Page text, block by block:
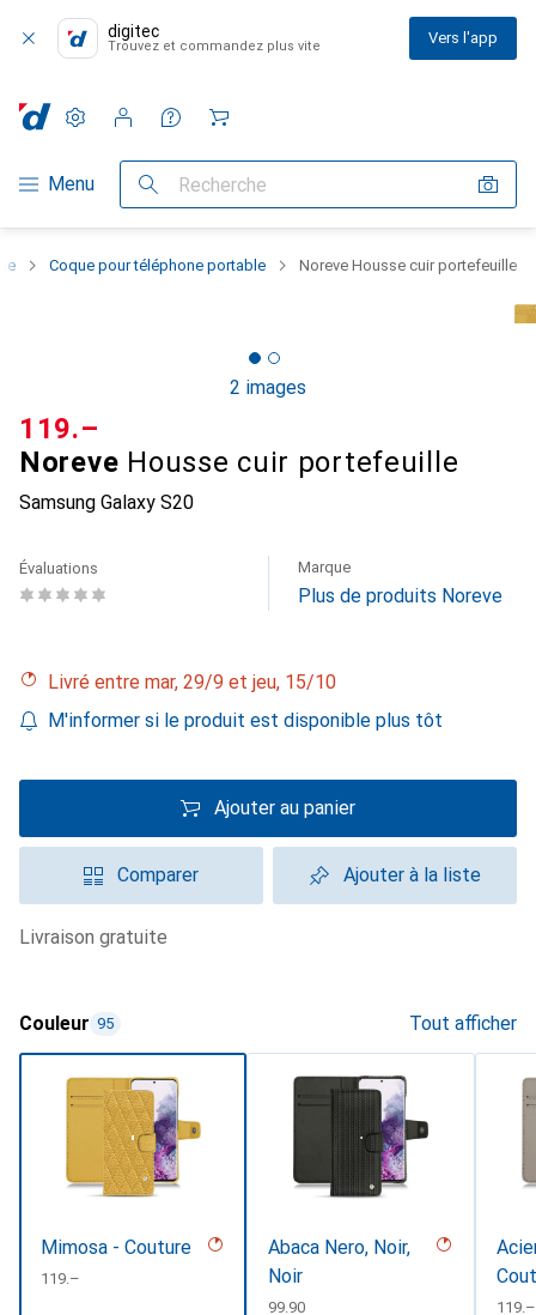
digitec
Trouvez et commandez plus vite Vers l'app
Navigation par catégorie
Menu Recherche
Paramètres
Compte client
Listes de comparaison
Listes d'envies
Panier
Coque pour téléphone portable Noreve Housse cuir portefeuille
2 images
Noreve Housse cuir portefeuille
Samsung Galaxy S20
CHF
119.–
Évaluations Marque
Plus de produits Noreve
Livré entre mar, 29/9 et jeu, 15/10
M'informer si le produit est disponible plus tôt
Ajouter au panier
Comparer Ajouter à la liste
livraison gratuite
Couleur 95 Tout afficher
Mimosa - Couture
CHF
119.–
Abaca Nero, Noir,
Noir
CHF
99.90 CHF
119.–